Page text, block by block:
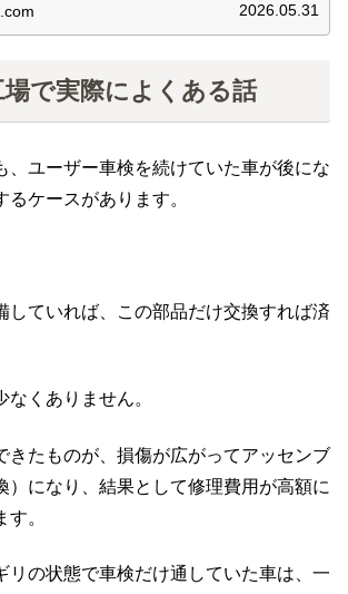
2026.05.31
場で実際によくある話
、ユーザー車検を続けていた車が後にな
るケースがあります。
していれば、この部品だけ交換すれば済
なくありません。
きたものが、損傷が広がってアッセンブ
）になり、結果として修理費用が高額に
。
リの状態で車検だけ通していた車は、一